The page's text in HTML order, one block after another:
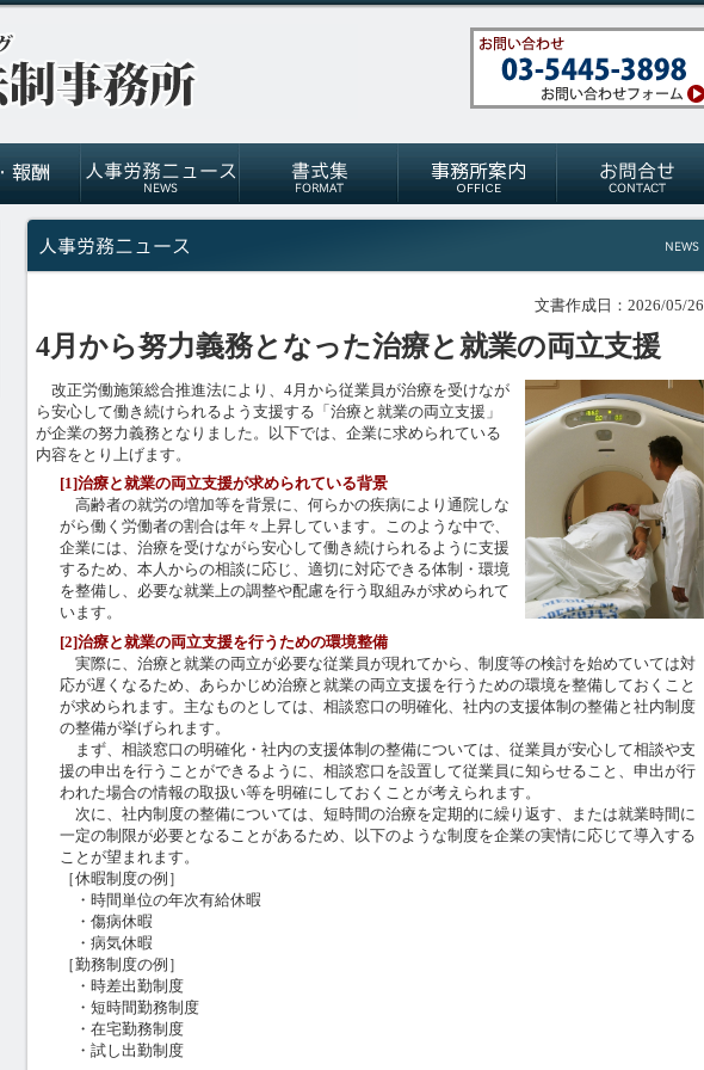
文書作成日：2026/05/26
4月から努力義務となった治療と就業の両立支援
改正労働施策総合推進法により、4月から従業員が治療を受けなが
ら安心して働き続けられるよう支援する「治療と就業の両立支援」
が企業の努力義務となりました。以下では、企業に求められている
内容をとり上げます。
[1]治療と就業の両立支援が求められている背景
高齢者の就労の増加等を背景に、何らかの疾病により通院しな
がら働く労働者の割合は年々上昇しています。このような中で、
企業には、治療を受けながら安心して働き続けられるように支援
するため、本人からの相談に応じ、適切に対応できる体制・環境
を整備し、必要な就業上の調整や配慮を行う取組みが求められて
います。
[2]治療と就業の両立支援を行うための環境整備
実際に、治療と就業の両立が必要な従業員が現れてから、制度等の検討を始めていては対
応が遅くなるため、あらかじめ治療と就業の両立支援を行うための環境を整備しておくこと
が求められます。主なものとしては、相談窓口の明確化、社内の支援体制の整備と社内制度
の整備が挙げられます。
まず、相談窓口の明確化・社内の支援体制の整備については、従業員が安心して相談や支
援の申出を行うことができるように、相談窓口を設置して従業員に知らせること、申出が行
われた場合の情報の取扱い等を明確にしておくことが考えられます。
次に、社内制度の整備については、短時間の治療を定期的に繰り返す、または就業時間に
一定の制限が必要となることがあるため、以下のような制度を企業の実情に応じて導入する
ことが望まれます。
［休暇制度の例］
・時間単位の年次有給休暇
・傷病休暇
・病気休暇
［勤務制度の例］
・時差出勤制度
・短時間勤務制度
・在宅勤務制度
・試し出勤制度